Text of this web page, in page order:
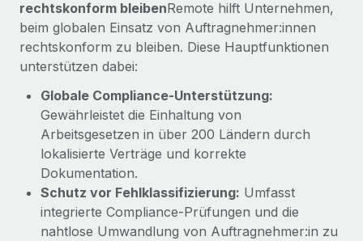
Globale Bereitstellung und Verfolgung von IT-
Geräten
Gründung von Niederlassungen
Schnelle, rechtssichere Gründung von
Niederlassungen
Mobilität und Relocation
Mühelose Relocation von Mitarbeiter:innen
Benefits
Mühelose Verwaltung von Benefits
Mehr erfahren
Strategische Partnerschaft zwischen
Reverse Tech und Remote für Contractor
Management und Payroll
Reverse Tech auf einen Blick Das Gesundheits- und
Wellness-Startup Reverse Tech hat das globale...
Mehr erfahren
EOR und PEO
Contractor Management
Den Blog erkunden
BLOG
Neues zu Remote-Produkten: Integration mit
Gusto und Zero und Contractor Management
rechtskonform bleibenRemote hilft Unternehmen,
beim globalen Einsatz von Auftragnehmer:innen
rechtskonform zu bleiben. Diese Hauptfunktionen
unterstützen dabei:
Globale Compliance-Unterstützung:
Gewährleistet die Einhaltung von
Arbeitsgesetzen in über 200 Ländern durch
lokalisierte Verträge und korrekte
Dokumentation.
Schutz vor Fehlklassifizierung: Umfasst
integrierte Compliance-Prüfungen und die
nahtlose Umwandlung von Auftragnehmer:in zu